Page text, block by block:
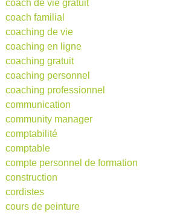
coach de vie gratuit
coach familial
coaching de vie
coaching en ligne
coaching gratuit
coaching personnel
coaching professionnel
communication
community manager
comptabilité
comptable
compte personnel de formation
construction
cordistes
cours de peinture